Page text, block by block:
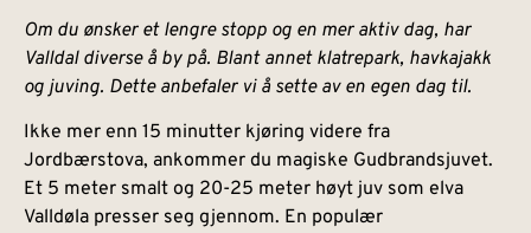
Om du ønsker et lengre stopp og en mer aktiv dag, har
Valldal diverse å by på. Blant annet klatrepark, havkajakk
og juving. Dette anbefaler vi å sette av en egen dag til.
Ikke mer enn 15 minutter kjøring videre fra
Jordbærstova, ankommer du magiske Gudbrandsjuvet.
Et 5 meter smalt og 20-25 meter høyt juv som elva
Valldøla presser seg gjennom. En populær